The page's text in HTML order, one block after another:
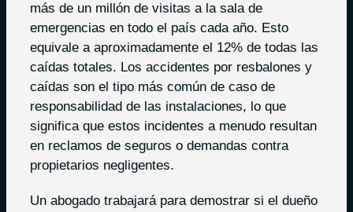
más de un millón de visitas a la sala de
emergencias en todo el país cada año. Esto
equivale a aproximadamente el 12% de todas las
caídas totales. Los accidentes por resbalones y
caídas son el tipo más común de caso de
responsabilidad de las instalaciones, lo que
significa que estos incidentes a menudo resultan
en reclamos de seguros o demandas contra
propietarios negligentes.
Un abogado trabajará para demostrar si el dueño